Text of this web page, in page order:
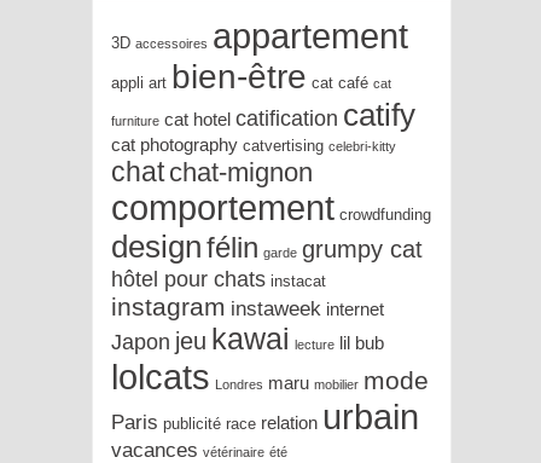
3D accessoires appartement
appli art bien-être cat café cat
furniture cat hotel catification catify
cat photography catvertising celebri-kitty
chat chat-mignon
comportement crowdfunding
designfélin garde grumpy cat
hôtel pour chats instacat
instagram instaweek internet
Japon jeu kawai lecture lil bub
lolcats Londres maru mobilier mode
Paris publicité race relation urbain
vacances vétérinaire été